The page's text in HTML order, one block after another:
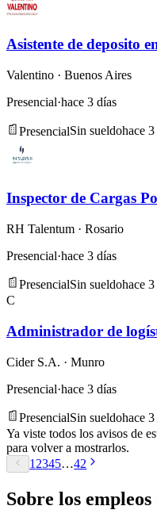
Asistente de deposito
Valentino · Buenos Aires
Presencial·hace 3 días
PresencialSin sueldohace
Inspector de Cargas
RH Talentum · Rosario
Presencial·hace 3 días
PresencialSin sueldohace
C
Administrador de
Cider S.A. · Munro
Presencial·hace 3 días
PresencialSin sueldohace
Ya viste todos los avisos de
para volver a mostrarlos.
1 2345…42
Sobre los empleos